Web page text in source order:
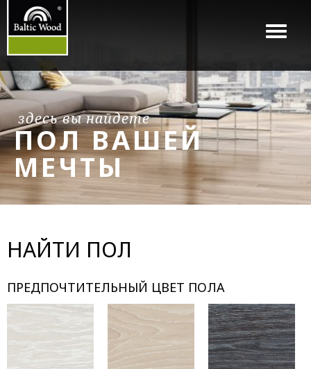
Menu
здесь вы найдете
ПОЛ ВАШЕЙ
МЕЧТЫ
НАЙТИ ПОЛ
ПРЕДПОЧТИТЕЛЬНЫЙ ЦВЕТ ПОЛА